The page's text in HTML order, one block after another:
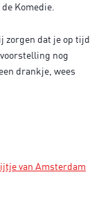
Komedie.
zorgen dat je op tijd
nog
drankje, wees
van Amsterdam